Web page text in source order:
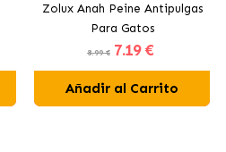
Zolux Anah Peine Antipulgas
Para Gatos
8.99 € 7.19 €
Añadir al Carrito